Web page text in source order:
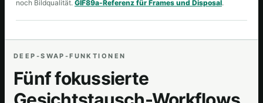
noch Bildqualität. GIF89a-Referenz für Frames und Disposal.
DEEP-SWAP-FUNKTIONEN
Fünf fokussierte